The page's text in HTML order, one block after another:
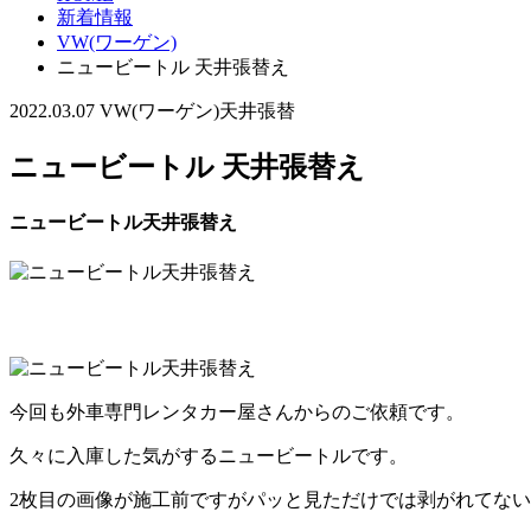
新着情報
VW(ワーゲン)
ニュービートル 天井張替え
2022.03.07 VW(ワーゲン)天井張替
ニュービートル 天井張替え
ニュービートル天井張替え
今回も外車専門レンタカー屋さんからのご依頼です。
久々に入庫した気がするニュービートルです。
2枚目の画像が施工前ですがパッと見ただけでは剥がれてない